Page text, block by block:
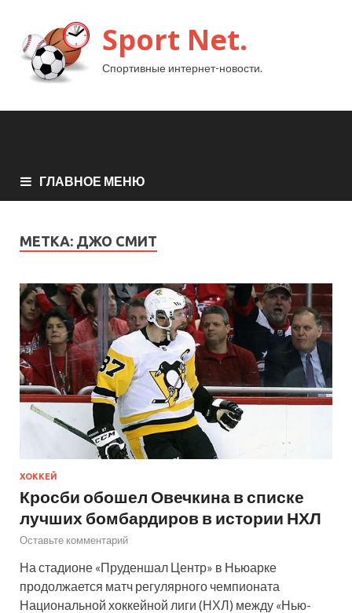
Sport Net.
Спортивные интернет-новости.
ГЛАВНОЕ МЕНЮ
МЕТКА: ДЖО СМИТ
ХОККЕЙ
Кросби обошел Овечкина в списке
лучших бомбардиров в истории НХЛ
Оставьте комментарий
На стадионе «Пруденшал Центр» в Ньюарке
продолжается матч регулярного чемпионата
Национальной хоккейной лиги (НХЛ) между «Нью-